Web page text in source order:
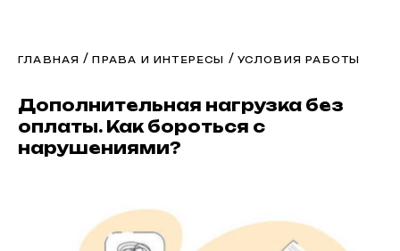
ГЛАВНАЯ /ПРАВА И ИНТЕРЕСЫ / УСЛОВИЯ РАБОТЫ
Дополнительная нагрузка без
оплаты. Как бороться с
нарушениями?